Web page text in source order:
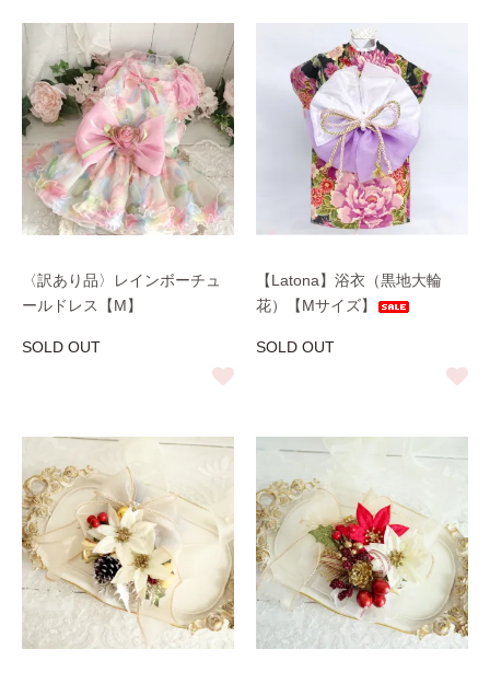
〈訳あり品〉レインボーチュ
ールドレス【M】
SOLD OUT
【Latona】浴衣（黒地大輪
花）【Mサイズ】
SOLD OUT